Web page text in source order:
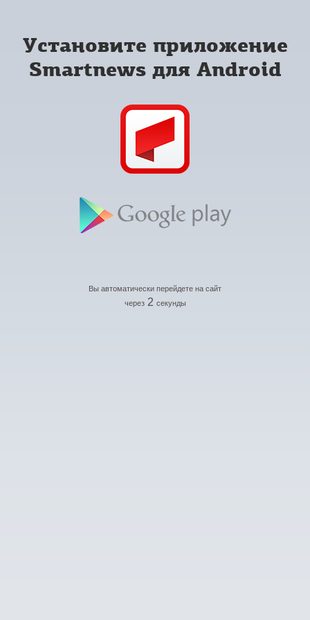
Установите приложение
Smartnews для Android
Вы автоматически перейдете на сайт
через 2 секунды